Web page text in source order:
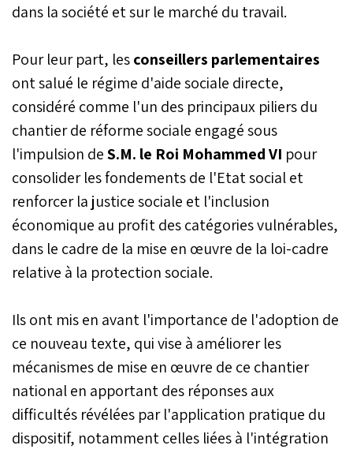
dans la société et sur le marché du travail.
Pour leur part, lesconseillers parlementaires
ont salué le régime d'aide sociale directe,
considéré comme l'un des principaux piliers du
chantier de réforme sociale engagé sous
l'impulsion deS.M. le Roi Mohammed VI pour
consolider les fondements de l'Etat social et
renforcer la justice sociale et l'inclusion
économique au profit des catégories vulnérables,
dans le cadre de la mise en œuvre de la loi-cadre
relative à la protection sociale.
Ils ont mis en avant l'importance de l'adoption de
ce nouveau texte, qui vise à améliorer les
mécanismes de mise en œuvre de ce chantier
national en apportant des réponses aux
difficultés révélées par l'application pratique du
dispositif, notamment celles liées à l'intégration